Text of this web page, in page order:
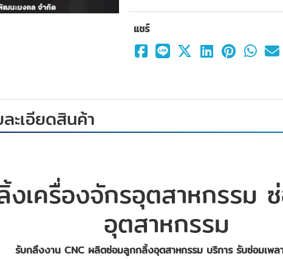
แชร์
ะเอียดสินค้า
เครื่องจักรอุตสาหกรรม
อุตสาหกรรม
รับกลึงงาน CNC ผลิตซ่อมลูกกลิ้งอุตสาหกรรม บริการ รับซ่อมเพ